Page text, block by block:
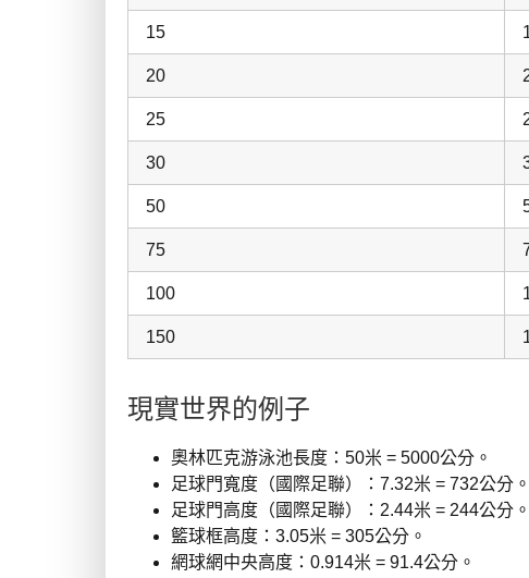
15
20
25
30
50
75
100
150
現實世界的例子
奧林匹克游泳池長度：50米 = 5000公分。
足球門寬度（國際足聯）：7.32米 = 732公分。
足球門高度（國際足聯）：2.44米 = 244公分。
籃球框高度：3.05米 = 305公分。
網球網中央高度：0.914米 = 91.4公分。